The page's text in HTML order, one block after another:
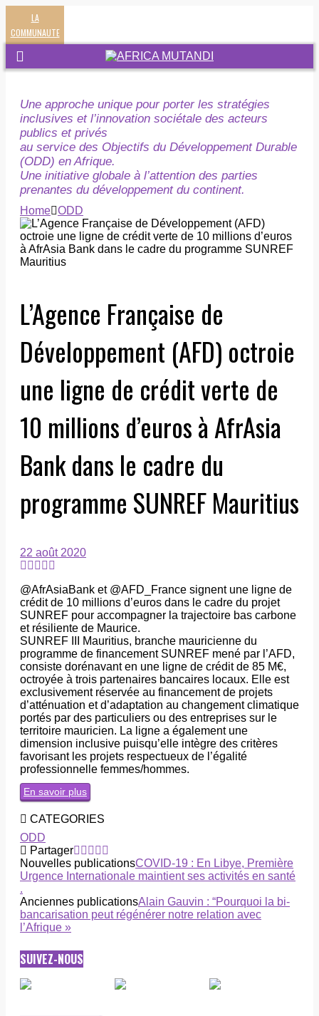
LA
COMMUNAUTE
Une approche unique pour porter les stratégies
inclusives et l’innovation sociétale des acteurs
publics et privés
au service des Objectifs du Développement Durable
(ODD) en Afrique.
Une initiative globale à l’attention des parties
prenantes du développement du continent.
Home ODD
L’Agence Française de
Développement (AFD) octroie
une ligne de crédit verte de
10 millions d’euros à AfrAsia
Bank dans le cadre du
programme SUNREF Mauritius
22 août 2020
@AfrAsiaBank et @AFD_France signent une ligne de
crédit de 10 millions d’euros dans le cadre du projet
SUNREF pour accompagner la trajectoire bas carbone
et résiliente de Maurice.
SUNREF III Mauritius, branche mauricienne du
programme de financement SUNREF mené par l’AFD,
consiste dorénavant en une ligne de crédit de 85 M€,
octroyée à trois partenaires bancaires locaux. Elle est
exclusivement réservée au financement de projets
d’atténuation et d’adaptation au changement climatique
portés par des particuliers ou des entreprises sur le
territoire mauricien. La ligne a également une
dimension inclusive puisqu’elle intègre des critères
favorisant les projets respectueux de l’égalité
professionnelle femmes/hommes.
En savoir plus
CATEGORIES
ODD
Partager
Nouvelles publicationsCOVID-19 : En Libye, Première
Urgence Internationale maintient ses activités en santé
.
Anciennes publicationsAlain Gauvin : “Pourquoi la bi-
bancarisation peut régénérer notre relation avec
l’Afrique »
SUIVEZ-NOUS